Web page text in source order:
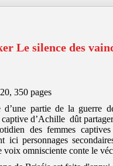
Le silence des
350 pages
d’une partie de la guerre
d’Achille dût
des femmes
ici personnages
voix omnisciente conte le